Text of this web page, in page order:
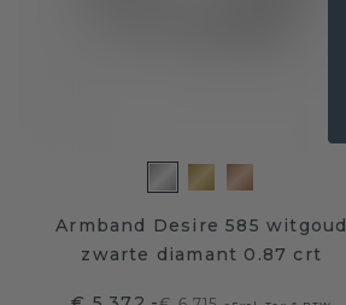
Armband Desire 585 witgoud
zwarte diamant 0.87 crt